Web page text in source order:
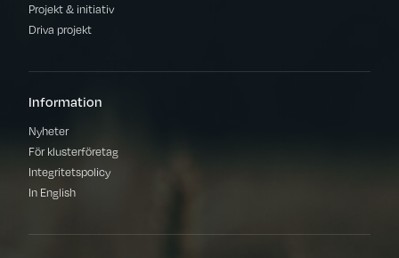
Projekt & initiativ
Driva projekt
Information
Nyheter
För klusterföretag
Integritetspolicy
In English